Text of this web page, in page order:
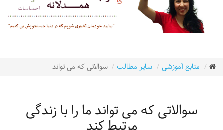
منابع آموزشی سایر مطالب سوالاتی که می تواند
سوالاتی که می تواند ما را با زندگی